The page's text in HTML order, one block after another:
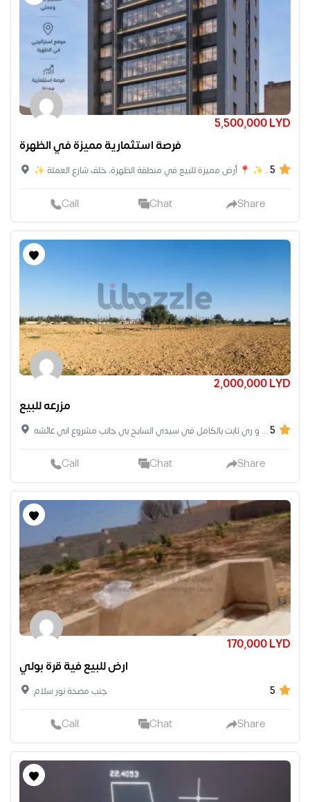
5,500,000 LYD
فرصة استثمارية مميزة في الظهرة
✨ فرصة استثمارية مميزة في الظهرة – طرابلس ✨ 📍 أرض مميزة للبيع في منطقة الظهرة، خلف شارع العملة.5
Call Chat Share
2,000,000 LYD
مزرعه للبيع
مزرعه للبيع مساحته 2هكتار يوجد بها 2ابار و 2استراحه يبو تشطيب وسكن عمال ومصوره تلاته واجهات إلا واجه وحده و ري تابت بالكامل في سيدي السايح بي جانب مشروع ابي عائشه 5
Call Chat Share
170,000 LYD
ارض للبيع فية قرة بولي
جنب مصحة نور سلام 5
Call Chat Share